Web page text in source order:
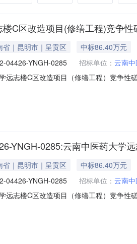
C区改造项目(修缮工程)竞争
省｜昆明市｜呈贡区
中标86.40万元
04426-YNGH-0285 招标单位： 云南
远志楼C区改造项目（修缮工程）竞争
商报价（元）：864063.58（元）79.07
YNGH-0285:云南中医药大学
省｜昆明市｜呈贡区
中标86.40万元
04426-YNGH-0285 招标单位： 云南
远志楼C区改造项目（修缮工程）竞争性
目联系人张育玮、林艳平、张正举、夏